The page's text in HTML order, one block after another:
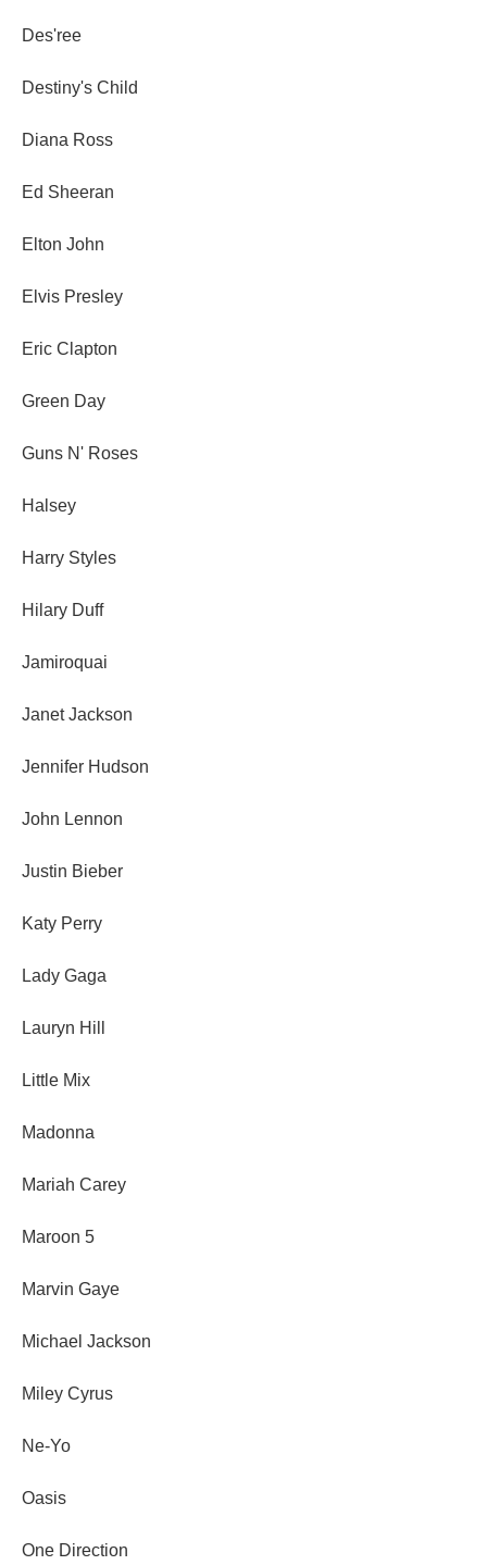
Des'ree
Destiny's Child
Diana Ross
Ed Sheeran
Elton John
Elvis Presley
Eric Clapton
Green Day
Guns N' Roses
Halsey
Harry Styles
Hilary Duff
Jamiroquai
Janet Jackson
Jennifer Hudson
John Lennon
Justin Bieber
Katy Perry
Lady Gaga
Lauryn Hill
Little Mix
Madonna
Mariah Carey
Maroon 5
Marvin Gaye
Michael Jackson
Miley Cyrus
Ne-Yo
Oasis
One Direction